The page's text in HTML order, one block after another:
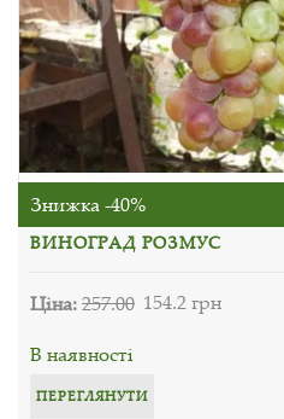
Знижка -40%
ВИНОГРАД РОЗМУС
Ціна:257.00 154.2 грн
В наявності
ПЕРЕГЛЯНУТИ